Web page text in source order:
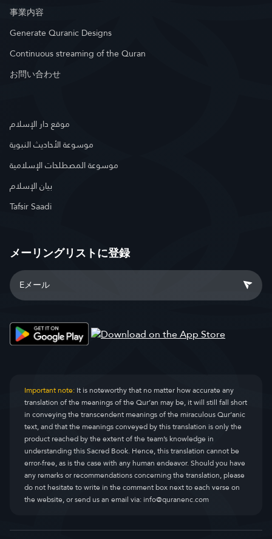
事業内容
Generate Quranic Designs
Continuous streaming of the Quran
お問い合わせ
موقع دار الإسلام
موسوعة الأحاديث النبوية
موسوعة المصطلحات الإسلامية
بيان الإسلام
Tafsir Saadi
メーリングリストに登録
Important note:It is noteworthy that no matter how accurate any
translation of the meanings of the Qur’an may be, it will still fall short
in conveying the transcendent meanings of the miraculous Qur’anic
text, and that the meanings conveyed by this translation is only the
product reached by the extent of the team’s knowledge in
understanding this Sacred Book. Hence, this translation cannot be
error-free, as is the case with any human endeavor. Should you have
any remarks or recommendations concerning the translation, please
do not hesitate to write in the comment box next to each verse on
the website, or send us an email via:info@quranenc.com